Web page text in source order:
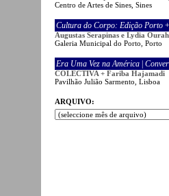
Centro de Artes de Sines, Sines
Cultura do Corpo: Edição Porto +
Augustas Serapinas e Lydia
Galeria Municipal do Porto, Porto
Era Uma Vez na América
COLECTIVA + Fariba Hajamadi
Pavilhão Julião Sarmento, Lisboa
ARQUIVO: